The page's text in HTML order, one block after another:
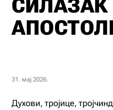
СИЛАЗАК
31. мај 2026.
Духови, тројице,